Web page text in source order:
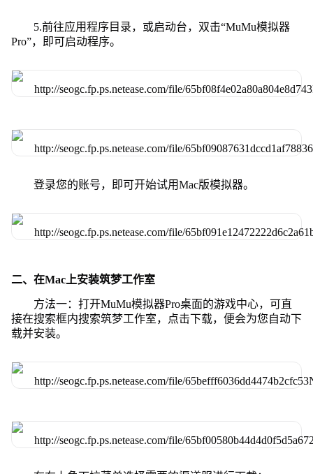
5.前往应用程序目录，或启动台，双击“MuMu模拟器
Pro”，即可启动程序。
登录您的账号，即可开始试用Mac版模拟器。
二、在Mac上安装筑梦工作室
方法一：打开MuMu模拟器Pro桌面的游戏中心，可直
接在搜索框内搜索筑梦工作室，点击下载，便会为您自动下
载并安装。